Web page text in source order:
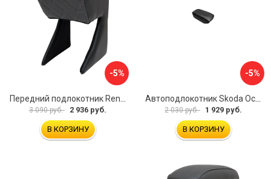
-5%
3 090 руб. 2 936 руб.
В КОРЗИНУ
-5%
2 030 руб. 1 929 руб.
В КОРЗИНУ